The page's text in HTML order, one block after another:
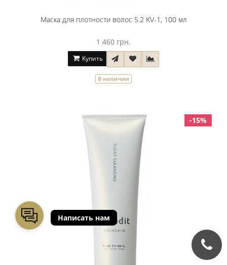
Маска для плотности волос 5.2 KV-1, 100 мл
1 460 грн.
Купить
В наличии
-15%